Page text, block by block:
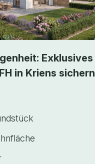
Exklusives
in Kriens sichern